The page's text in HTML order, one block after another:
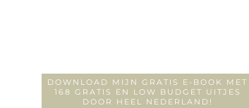
DOWNLOAD MIJN GRATIS E-BOOK MET
168 GRATIS EN LOW BUDGET UITJES
DOOR HEEL NEDERLAND!